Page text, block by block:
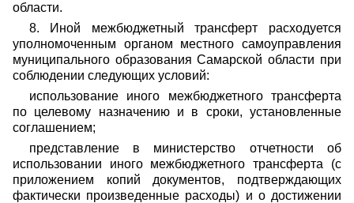
области.
8. Иной межбюджетный трансферт расходуется
уполномоченным органом местного самоуправления
муниципального образования Самарской области при
соблюдении следующих условий:
использование иного межбюджетного трансферта
по целевому назначению и в сроки, установленные
соглашением;
представление в министерство отчетности об
использовании иного межбюджетного трансферта (с
приложением копий документов, подтверждающих
фактически произведенные расходы) и о достижении